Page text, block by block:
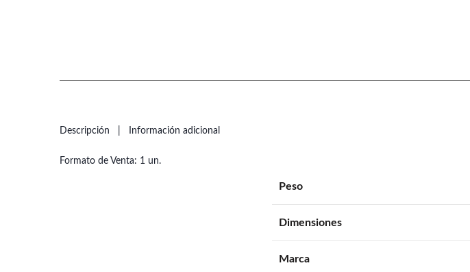
Descripción Información adicional
Formato de Venta: 1 un.
Peso
Dimensiones
Marca